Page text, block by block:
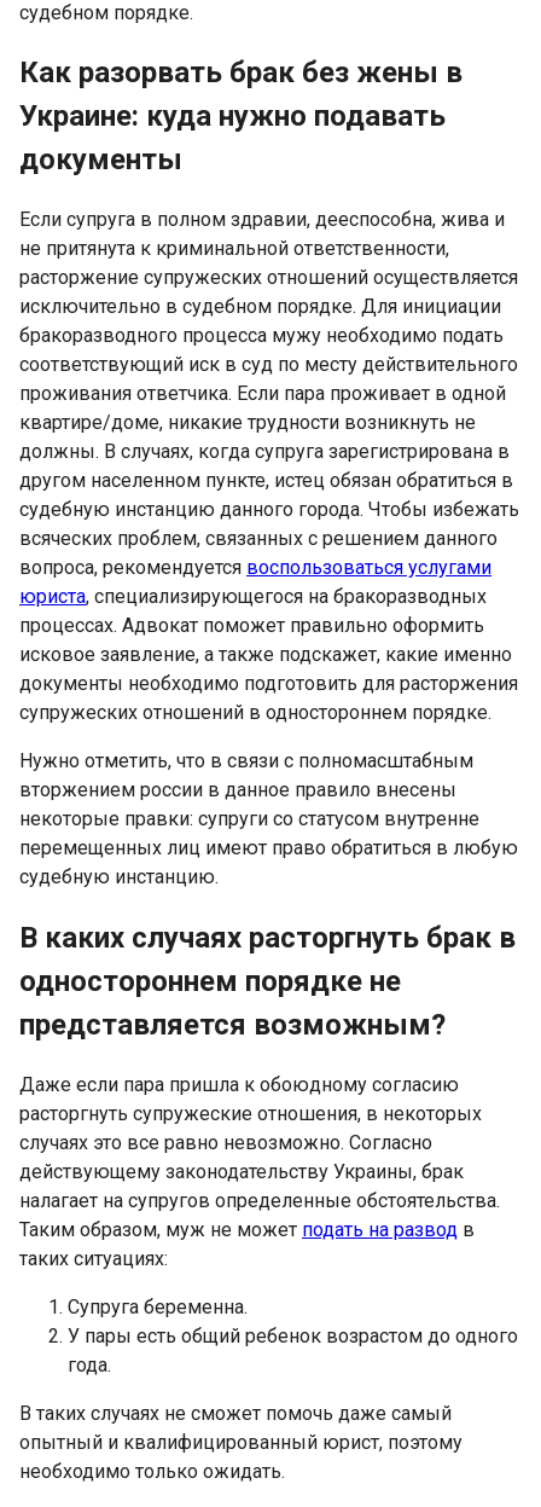
судебном порядке.
Как разорвать брак без жены в
Украине: куда нужно подавать
документы
Если супруга в полном здравии, дееспособна, жива и
не притянута к криминальной ответственности,
расторжение супружеских отношений осуществляется
исключительно в судебном порядке. Для инициации
бракоразводного процесса мужу необходимо подать
соответствующий иск в суд по месту действительного
проживания ответчика. Если пара проживает в одной
квартире/доме, никакие трудности возникнуть не
должны. В случаях, когда супруга зарегистрирована в
другом населенном пункте, истец обязан обратиться в
судебную инстанцию данного города. Чтобы избежать
всяческих проблем, связанных с решением данного
вопроса, рекомендуется воспользоваться услугами
юриста, специализирующегося на бракоразводных
процессах. Адвокат поможет правильно оформить
исковое заявление, а также подскажет, какие именно
документы необходимо подготовить для расторжения
супружеских отношений в одностороннем порядке.
Нужно отметить, что в связи с полномасштабным
вторжением россии в данное правило внесены
некоторые правки: супруги со статусом внутренне
перемещенных лиц имеют право обратиться в любую
судебную инстанцию.
В каких случаях расторгнуть брак в
одностороннем порядке не
представляется возможным?
Даже если пара пришла к обоюдному согласию
расторгнуть супружеские отношения, в некоторых
случаях это все равно невозможно. Согласно
действующему законодательству Украины, брак
налагает на супругов определенные обстоятельства.
Таким образом, муж не может подать на развод в
таких ситуациях:
Супруга беременна.
У пары есть общий ребенок возрастом до одного
года.
В таких случаях не сможет помочь даже самый
опытный и квалифицированный юрист, поэтому
необходимо только ожидать.